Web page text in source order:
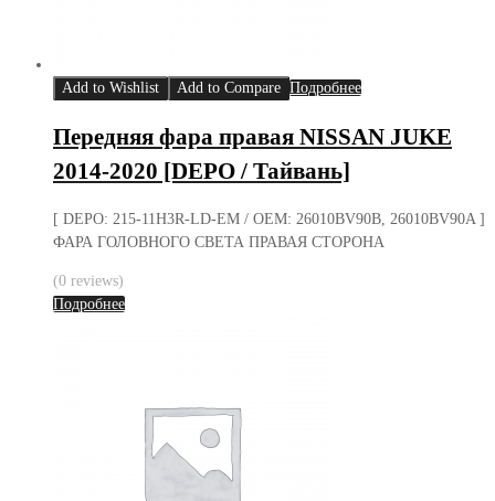
Add to Wishlist Add to Compare Подробнее
Передняя фара правая NISSAN JUKE
2014-2020 [DEPO / Тайвань]
[ DEPO: 215-11H3R-LD-EM / OEM: 26010BV90B, 26010BV90A ]
ФАРА ГОЛОВНОГО СВЕТА ПРАВАЯ СТОРОНА
(0 reviews)
Подробнее